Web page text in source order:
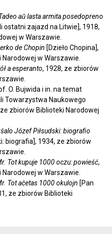
aǔ lasta armita posedopreno
ostatni zajazd na Litwie], 1918,
w Warszawie.
de Chopin [Dzieło Chopina],
w Warszawie.
a esperanto, 1928, ze zbiorów
O. Bujwida i in. na temat
Towarzystwa Naukowego
zbiorów Biblioteki Narodowej
Józef Piłsudski: biografio
biografia], 1934, ze zbiorów
Tot kupuje 1000 oczu: powieść,
w Warszawie.
Tot aĉetas 1000 okulojn [Pan
ze zbiorów Biblioteki